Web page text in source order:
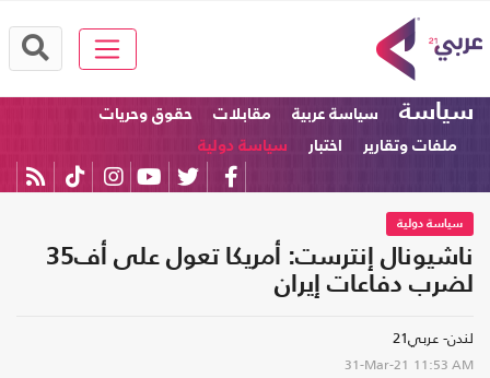
سياسة سياسة عربية مقابلات
حقوق وحريات
ملفات وتقارير
اختبار سياسة دولية
سياسة دولية
ناشيونال إنترست: أمريكا تعول على أف35
لضرب دفاعات إيران
لندن- عربي21
31-Mar-21 11:53 AM